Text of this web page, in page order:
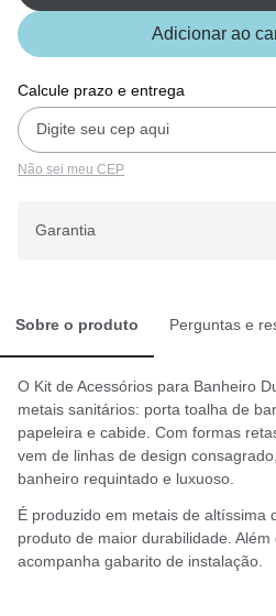
Adicionar ao
Calcule prazo e entrega
Não sei meu CEP
Garantia
Sobre o produto Perguntas e
O Kit de Acessórios para Banheiro
metais sanitários: porta toalha de
papeleira e cabide. Com formas
vem de linhas de design
banheiro requintado e luxuoso.
É produzido em metais de altíssima
produto de maior durabilidade.
acompanha gabarito de instalação.